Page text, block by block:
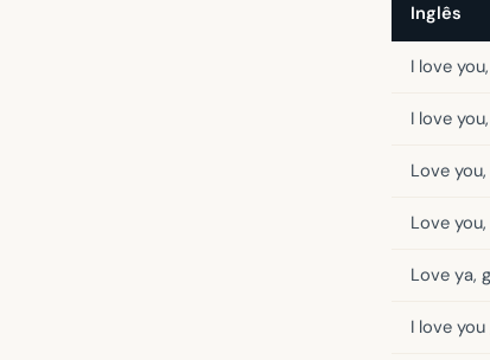
Inglês
I love
I love
Love
Love
Love ya,
I love